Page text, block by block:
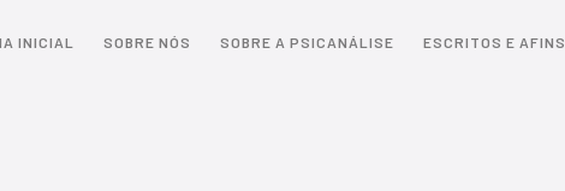
INICIAL SOBRE NÓS SOBRE A PSICANÁLISE ESCRITOS E AFINS